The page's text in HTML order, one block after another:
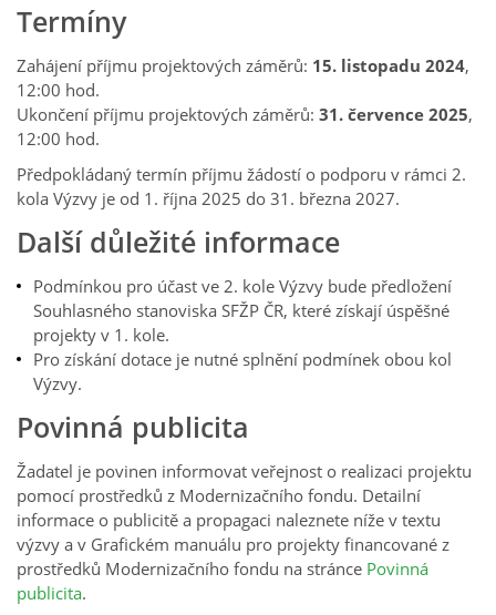
Termíny
Zahájení příjmu projektových záměrů: 15. listopadu 2024,
12:00 hod.
Ukončení příjmu projektových záměrů: 31. července 2025,
12:00 hod.
Předpokládaný termín příjmu žádostí o podporu v rámci 2.
kola Výzvy je od 1. října 2025 do 31. března 2027.
Další důležité informace
Podmínkou pro účast ve 2. kole Výzvy bude předložení
Souhlasného stanoviska SFŽP ČR, které získají úspěšné
projekty v 1. kole.
Pro získání dotace je nutné splnění podmínek obou kol
Výzvy.
Povinná publicita
Žadatel je povinen informovat veřejnost o realizaci projektu
pomocí prostředků z Modernizačního fondu. Detailní
informace o publicitě a propagaci naleznete níže v textu
výzvy a v Grafickém manuálu pro projekty financované z
prostředků Modernizačního fondu na stránce Povinná
publicita.